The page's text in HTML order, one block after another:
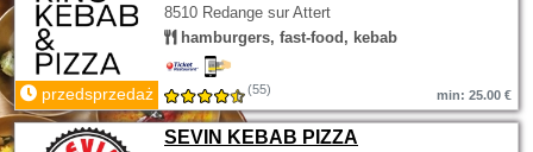
8510 Redange sur Attert
hamburgers, fast-food, kebab
przedsprzedaż (55) min: 25.00 €
SEVIN KEBAB PIZZA